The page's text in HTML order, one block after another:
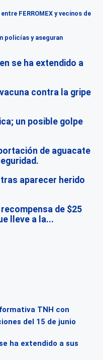
FERROMEX y vecinos de
policías y aseguran
se ha extendido a
contra la gripe
un posible golpe
de aguacate
aparecer herido
de $25
lleve a la...
TNH con
del 15 de junio
ha extendido a sus